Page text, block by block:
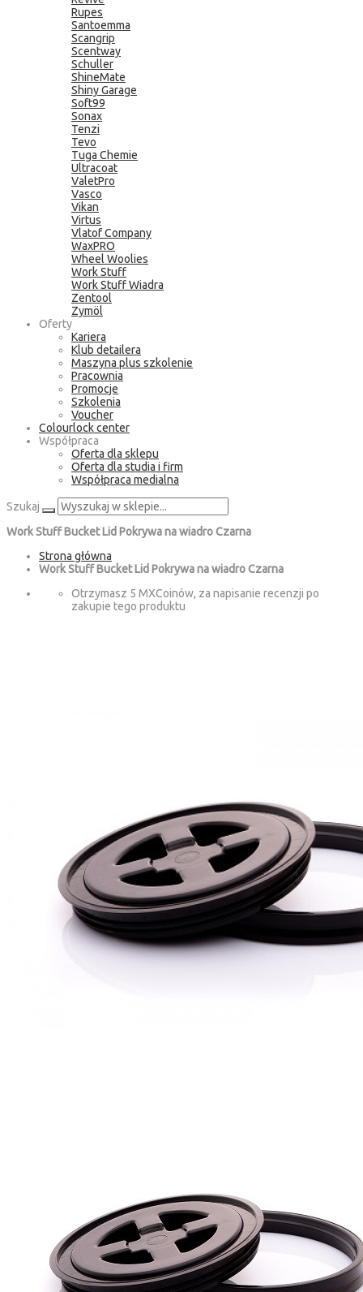
Rupes
Santoemma
Scangrip
Scentway
Schuller
ShineMate
Shiny Garage
Soft99
Sonax
Tenzi
Tevo
Tuga Chemie
Ultracoat
ValetPro
Vasco
Vikan
Virtus
Vlatof Company
WaxPRO
Wheel Woolies
Work Stuff
Work Stuff Wiadra
Zentool
Zymöl
Oferty
Kariera
Klub detailera
Maszyna plus szkolenie
Pracownia
Promocje
Szkolenia
Voucher
Colourlock center
Współpraca
Oferta dla sklepu
Oferta dla studia i firm
Współpraca medialna
Szukaj
Work Stuff Bucket Lid Pokrywa na wiadro Czarna
Strona główna
Work Stuff Bucket Lid Pokrywa na wiadro Czarna
Otrzymasz 5 MXCoinów, za napisanie recenzji po
zakupie tego produktu